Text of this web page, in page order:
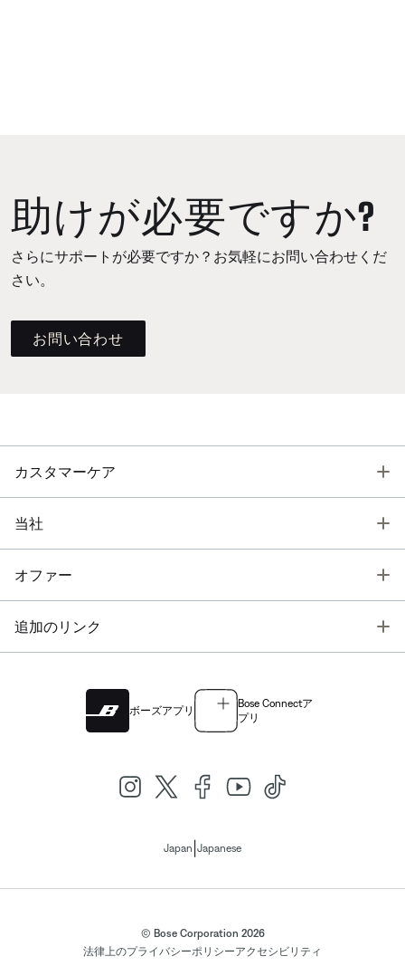
助けが必要ですか?
さらにサポートが必要ですか？お気軽にお問い合わせくだ
さい。
お問い合わせ
カスタマーケア
当社
オファー
追加のリンク
ボーズアプリ
Bose Connectア
プリ
Japan Japanese
© Bose Corporation 2026
法律上のプライバシーポリシーアクセシビリティ